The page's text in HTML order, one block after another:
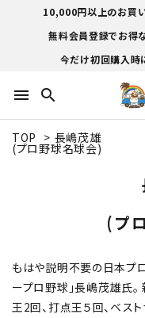
10,000円以上のお買
無料会員登録でお得な
今だけ初回購入時
menu search
TOP > 長嶋茂雄
(プロ野球名球会)
(プ
もはや説明不要の日本プ
ープロ野球」長嶋茂雄氏。
王2回、打点王５回、ベス